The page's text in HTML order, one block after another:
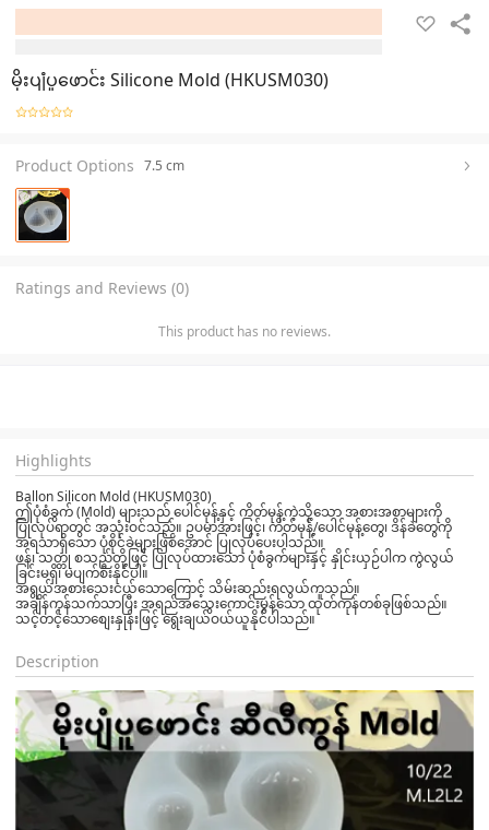
မိုးပျံပူဖောင်း Silicone Mold (HKUSM030)
Product Options 7.5 cm
Ratings and Reviews (0)
This product has no reviews.
Highlights
Ballon Silicon Mold (HKUSM030)
ဤပုံစံခွက် (Mold) များသည် ပေါင်မုန့်နှင့် ကိတ်မုန့်ကဲ့သို့သော အစားအစာများကို
ပြုလုပ်ရာတွင် အသုံးဝင်သည်။ ဥပမာအားဖြင့်၊ ကိတ်မုန့်/ပေါင်မုန့်တွေ၊ ဒိန်ခဲတွေကို
အရသာရှိသော ပုံစိုင်ခဲများဖြစ်အောင် ပြုလုပ်ပေးပါသည်။
ဖန်၊ သတ္တု စသည်တို့ဖြင့် ပြုလုပ်ထားသော ပုံစံခွက်များနှင့် နှိုင်းယှဉ်ပါက ကွဲလွယ်
ခြင်းမရှိ၊ မပျက်စီးနိုင်ပါ။
အရွယ်အစားသေးငယ်သောကြောင့် သိမ်းဆည်းရလွယ်ကူသည်။
အချိန်ကုန်သက်သာပြီး အရည်အသွေးကောင်းမွန်သော ထုတ်ကုန်တစ်ခုဖြစ်သည်။
သင့်တင့်သောစျေးနှုန်းဖြင့် ရွေးချယ်ဝယ်ယူနိုင်ပါသည်။
Description